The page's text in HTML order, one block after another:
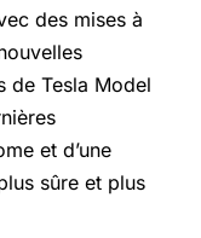
des mises à
de Tesla Model
et d’une
sûre et plus